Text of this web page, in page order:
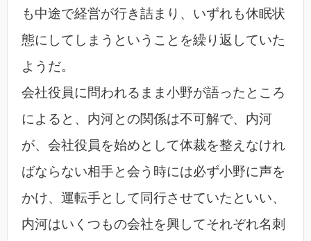
も中途で経営が行き詰まり、いずれも休眠状
態にしてしまうということを繰り返していた
ようだ。
会社役員に問われるまま小野が語ったところ
によると、内河との関係は不可解で、内河
が、会社役員を始めとして体裁を整えなけれ
ばならない相手と会う時には必ず小野に声を
かけ、運転手として同行させていたといい、
内河はいくつもの会社を興してそれぞれ名刺